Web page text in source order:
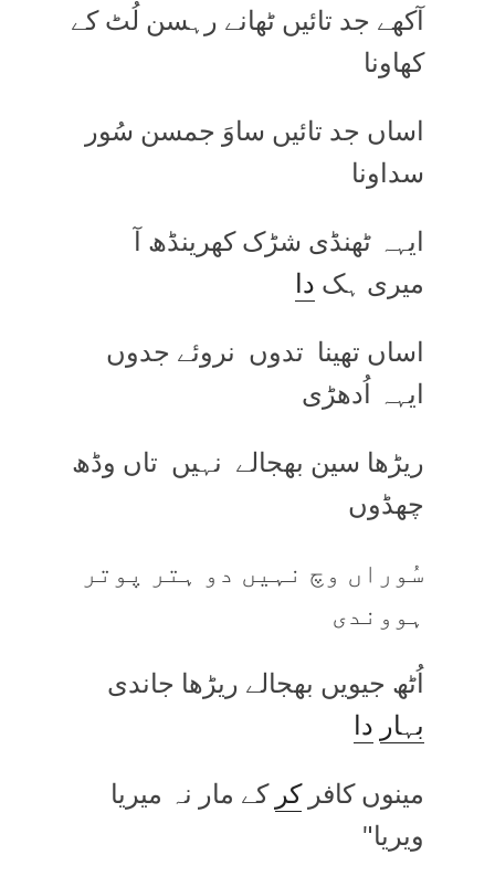
آکھے جد تائیں ٹھانے رہسن لُٹ کے
کھاونا
اساں جد تائیں ساوَ جمسن سُور
سداونا
ایہہ ٹھنڈی شڑک کھرینڈھ آ
میری ہک دا
اساں تھینا تدوں نروئے جدوں
ایہہ اُدھڑی
ریڑھا سین بھجالے نہیں تاں وڈھ
چھڈوں
سُوراں وچ نہیں دو ہتر پوتر
ہووندی
اُٹھ جیویں بھجالے ریڑھا جاندی
بہار دا
مینوں کافرکر کے مار نہ میریا
ویریا"